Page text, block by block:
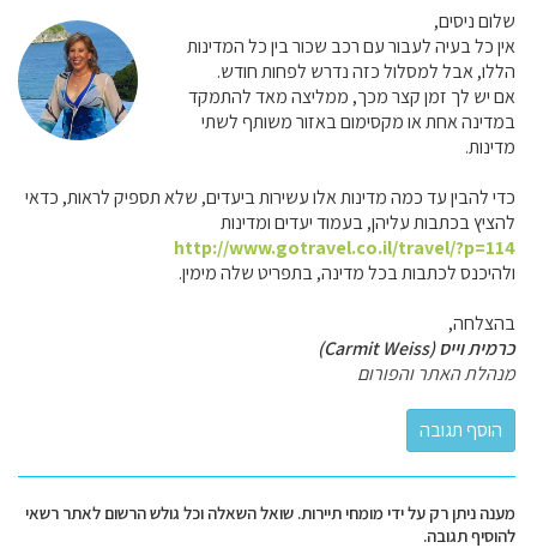
שלום ניסים,
אין כל בעיה לעבור עם רכב שכור בין כל המדינות
הללו, אבל למסלול כזה נדרש לפחות חודש.
אם יש לך זמן קצר מכך, ממליצה מאד להתמקד
במדינה אחת או מקסימום באזור משותף לשתי
מדינות.
כדי להבין עד כמה מדינות אלו עשירות ביעדים, שלא תספיק לראות, כדאי
להציץ בכתבות עליהן, בעמוד יעדים ומדינות
http://www.gotravel.co.il/travel/?p=114
ולהיכנס לכתבות בכל מדינה, בתפריט שלה מימין.
בהצלחה,
כרמית וייס (Carmit Weiss)
מנהלת האתר והפורום
מענה ניתן רק על ידי מומחי תיירות. שואל השאלה וכל גולש הרשום לאתר רשאי
להוסיף תגובה.